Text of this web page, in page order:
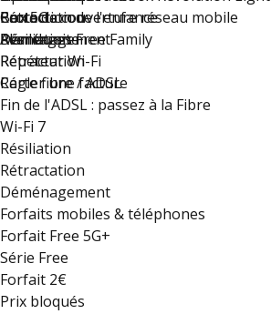
Rétractation
Déménagement
Carte de couverture réseau mobile
Résiliation
Rétractation
Régler une facture
Protection de l'enfance
Plan du site
Box 5G
Avantages Free Family
Répéteur Wi-Fi
Carte fibre / ADSL
Fin de l'ADSL : passez à la Fibre
Wi-Fi 7
Résiliation
Rétractation
Déménagement
Forfaits mobiles & téléphones
Forfait Free 5G+
Série Free
Forfait 2€
Prix bloqués